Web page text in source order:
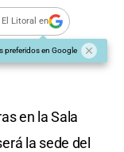
El Litoral en
preferidos en Google
en la Sala
la sede del